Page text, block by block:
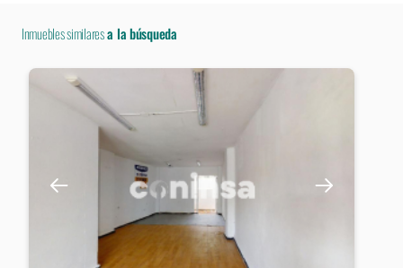
Inmuebles similaresa la búsqueda